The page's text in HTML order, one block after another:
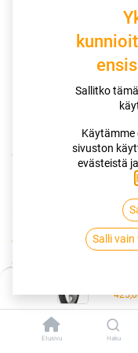
Etusivu Haku
Kauppa 130/60-
130/60-19
425,00 / kpl
Toimitusaika:5
Sallitko
Käytämme
sivuston
evästeistä
Salli